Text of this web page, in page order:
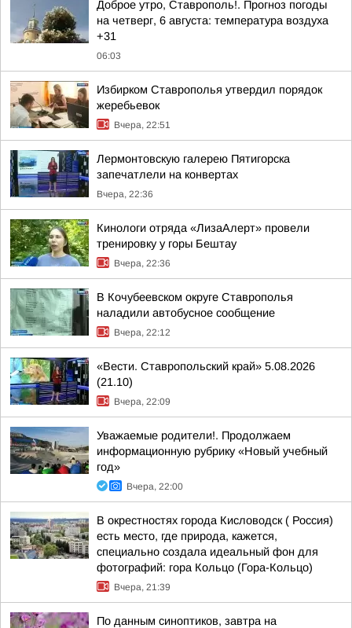
Доброе утро, Ставрополь!. Прогноз погоды
на четверг, 6 августа: температура воздуха
+31
06:03
Избирком Ставрополья утвердил порядок
жеребьевок
Вчера, 22:51
Лермонтовскую галерею Пятигорска
запечатлели на конвертах
Вчера, 22:36
Кинологи отряда «ЛизаАлерт» провели
тренировку у горы Бештау
Вчера, 22:36
В Кочубеевском округе Ставрополья
наладили автобусное сообщение
Вчера, 22:12
«Вести. Ставропольский край» 5.08.2026
(21.10)
Вчера, 22:09
Уважаемые родители!. Продолжаем
информационную рубрику «Новый учебный
год»
Вчера, 22:00
В окрестностях города Кисловодск ( Россия)
есть место, где природа, кажется,
специально создала идеальный фон для
фотографий: гора Кольцо (Гора-Кольцо)
Вчера, 21:39
По данным синоптиков, завтра на